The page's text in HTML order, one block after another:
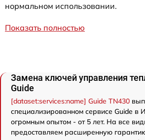
нормальном использовании.
Показать полностью
Замена ключей управления
Guide
[dataset:services:name] Guide TN430
специализированном сервисе Guide в
огромным опытом - от 5 лет. На все
предоставляем расширенную